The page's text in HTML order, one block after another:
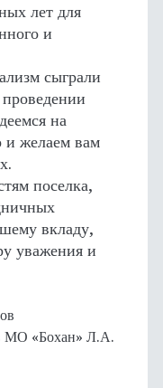
лет для
и
сыграли
на
и желаем вам
поселка,
вкладу,
уважения и
МО «Бохан» Л.А.